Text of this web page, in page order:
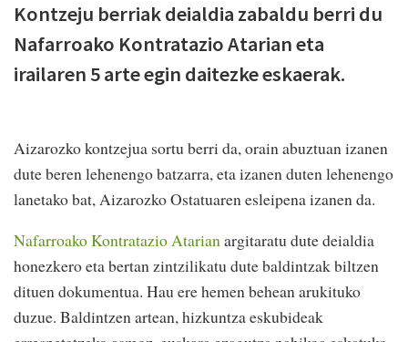
Kontzeju berriak deialdia zabaldu berri du
Nafarroako Kontratazio Atarian eta
irailaren 5 arte egin daitezke eskaerak.
Aizarozko kontzejua sortu berri da, orain abuztuan izanen
dute beren lehenengo batzarra, eta izanen duten lehenengo
lanetako bat, Aizarozko Ostatuaren esleipena izanen da.
Nafarroako Kontratazio Atarianargitaratu dute deialdia
honezkero eta bertan zintzilikatu dute baldintzak biltzen
dituen dokumentua. Hau ere hemen behean arukituko
duzue. Baldintzen artean, hizkuntza eskubideak